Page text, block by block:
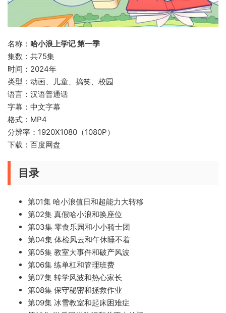
名称： 哈小浪上学记 第一季
集数：共75集
时间：2024年
类型：动画、儿童、搞笑、校园
语言：汉语普通话
字幕：中文字幕
格式：MP4
分辨率：1920X1080（1080P）
下载：百度网盘
目录
第01集 哈小浪值日和超能力大转移
第02集 真假哈小浪和换座位
第03集 零食乐园和小小骑士团
第04集 体检风云和午休睡不着
第05集 教室大事件和破产风波
第06集 练单杠和管理班费
第07集 转学风波和热心家长
第08集 保守秘密和拯救作业
第09集 冰雪教室和起床困难症